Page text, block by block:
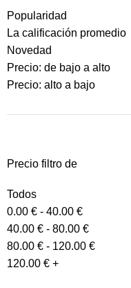
Popularidad
La calificación promedio
Novedad
Precio: de bajo a alto
Precio: alto a bajo
Precio filtro de
Todos
0.00 € - 40.00 €
40.00 € - 80.00 €
80.00 € - 120.00 €
120.00 € +